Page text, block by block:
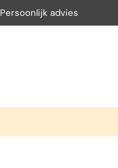
Persoonlijk advies